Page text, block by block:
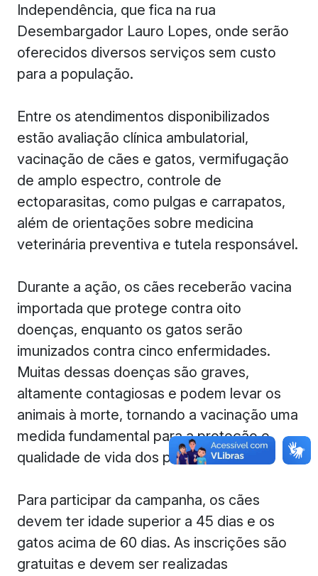
Independência, que fica na rua
Desembargador Lauro Lopes, onde serão
oferecidos diversos serviços sem custo
para a população.
Entre os atendimentos disponibilizados
estão avaliação clínica ambulatorial,
vacinação de cães e gatos, vermifugação
de amplo espectro, controle de
ectoparasitas, como pulgas e carrapatos,
além de orientações sobre medicina
veterinária preventiva e tutela responsável.
Durante a ação, os cães receberão vacina
importada que protege contra oito
doenças, enquanto os gatos serão
imunizados contra cinco enfermidades.
Muitas dessas doenças são graves,
altamente contagiosas e podem levar os
animais à morte, tornando a vacinação uma
medida fundamental para a proteção e
qualidade de vida dos pets.
Para participar da campanha, os cães
devem ter idade superior a 45 dias e os
gatos acima de 60 dias. As inscrições são
gratuitas e devem ser realizadas